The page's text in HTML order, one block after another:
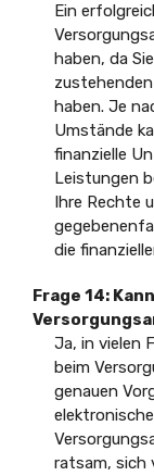
Ein
haben, da
haben. Je
Umstände
finanzielle
Leistungen
Ihre Rechte
die
Frage 14:
Ja, in vielen
beim
genauen
ratsam, sich